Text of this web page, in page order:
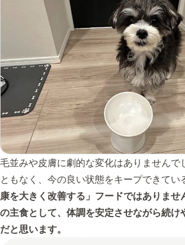
毛並みや皮膚に劇的な変化はありませんで
ともなく、今の良い状態をキープできてい
康を大きく改善する」フードではありませ
の主食として、体調を安定させながら続け
だと思います。